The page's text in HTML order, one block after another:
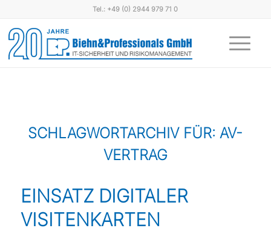
Tel.: +49 (0) 2944 979 71 0
SCHLAGWORTARCHIV FÜR:AV-
VERTRAG
EINSATZ DIGITALER
VISITENKARTEN